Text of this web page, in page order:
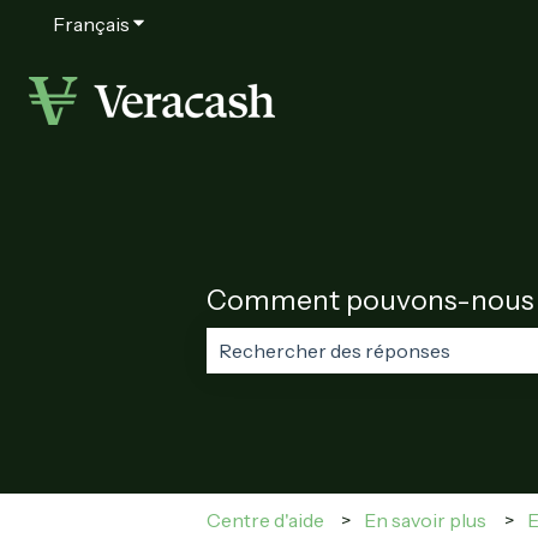
Français Afficher le sous-menu pour les traductions
Comment pouvons-nous
Centre d'aide En savoir plus